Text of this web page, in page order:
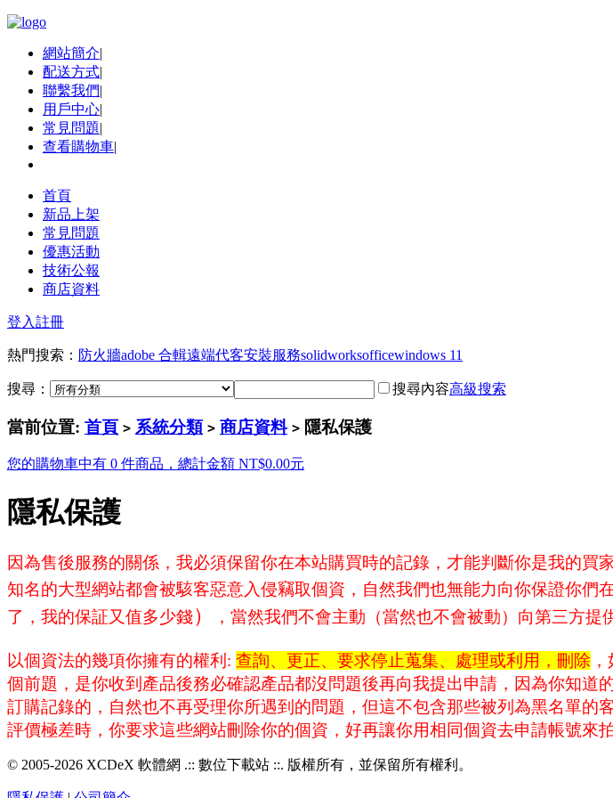
網站簡介|
配送方式|
聯繫我們|
用戶中心|
常見問題|
查看購物車|
首頁
新品上架
常見問題
優惠活動
技術公報
商店資料
登入註冊
熱門搜索： 防火牆adobe 合輯遠端代客安裝服務solidworksofficewindows 11
搜尋： 搜尋內容高級搜索
當前位置: 首頁 > 系統分類 > 商店資料 > 隱私保護
您的購物車中有 0 件商品，總計金額 NT$0.00元
隱私保護
因為售後服務的關係，我必須保留你在本站購買時的記錄，才能判斷你是我的買
知名的大型網站都會被駭客惡意入侵竊取個資，自然我們也無能力向你保證你們
了，我的保証又值多少錢） ，當然我們不會主動（當然也不會被動）向第三方提
以個資法的幾項你擁有的權利: 查詢、更正、要求停止蒐集、處理或利用，刪除
個前題，是你收到產品後務必確認產品都沒問題後再向我提出申請，因為你知
訂購記錄的，自然也不再受理你所遇到的問題，但這不包含那些被列為黑名單的
評價極差時，你要求這些網站刪除你的個資，好再讓你用相同個資去申請帳號來
© 2005-2026 XCDeX 軟體網 .:: 數位下載站 ::. 版權所有，並保留所有權利。